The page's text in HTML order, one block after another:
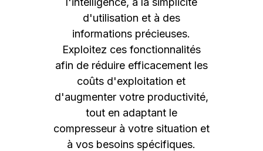
d'utilisation et à des
informations précieuses.
Exploitez ces fonctionnalités
afin de réduire efficacement les
coûts d'exploitation et
d'augmenter votre productivité,
tout en adaptant le
compresseur à votre situation et
à vos besoins spécifiques.